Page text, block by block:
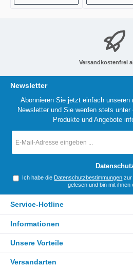
Versandkostenfrei
Newsletter
Abonnieren Sie jetzt einfach unseren
Newsletter und Sie werden stets
Produkte und Angebote
Mail-
Ich habe die Datenschutzbestimmungen zur
gelesen und bin mit ihnen
Service-Hotline
Informationen
Unsere Vorteile
Versandarten